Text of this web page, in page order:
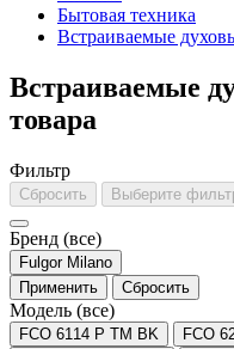
Бытовая техника
Встраиваемые
Встраиваемые
товара
Фильтр
Сбросить Выберите
Бренд (все)
Fulgor Milano
Применить
Сбросить
Модель (все)
FCO 6114 P TM BK FCO